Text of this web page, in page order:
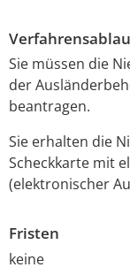
Sie müssen die
der
beantragen.
Sie erhalten die
Scheckkarte mit
(elektronischer
Fristen
keine